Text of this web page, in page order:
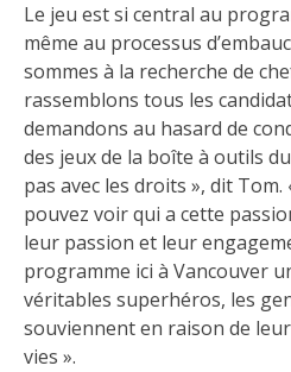
Le jeu est si central au
même au processus
sommes à la recherche de
rassemblons tous les
demandons au hasard de
des jeux de la boîte à outils
pas avec les droits », dit
pouvez voir qui a cette
leur passion et leur
programme ici à Vancouver
véritables superhéros, les
souviennent en raison de
vies ».